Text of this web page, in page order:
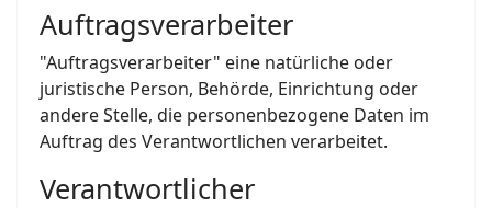
Auftragsverarbeiter
"Auftragsverarbeiter" eine natürliche oder
juristische Person, Behörde, Einrichtung oder
andere Stelle, die personenbezogene Daten im
Auftrag des Verantwortlichen verarbeitet.
Verantwortlicher